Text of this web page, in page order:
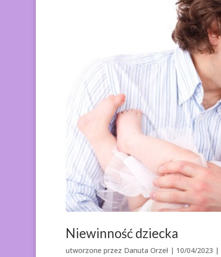
Niewinność dziecka
utworzone przez Danuta Orzeł | 10/04/2023 |